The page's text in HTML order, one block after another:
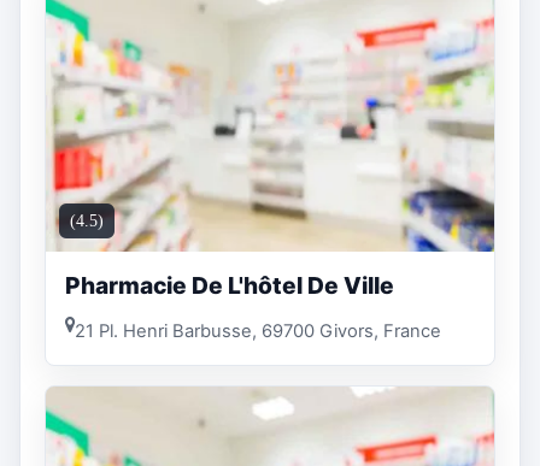
(4.5)
Pharmacie De L'hôtel De Ville
21 Pl. Henri Barbusse, 69700 Givors, France